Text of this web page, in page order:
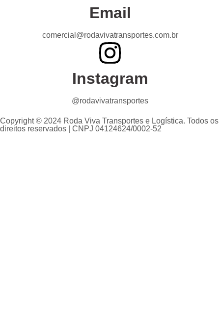
Email
comercial@rodavivatransportes.com.br
Instagram
@rodavivatransportes
Copyright © 2024 Roda Viva Transportes e Logística. Todos os
direitos reservados | CNPJ 04124624/0002-52